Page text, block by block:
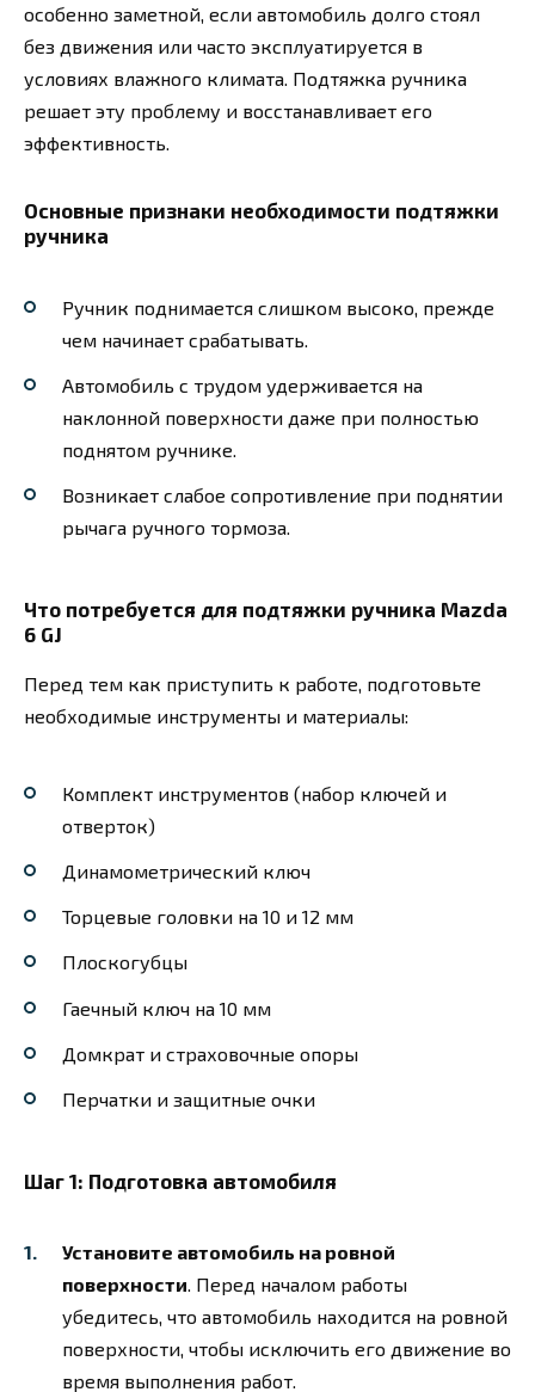
особенно заметной, если автомобиль долго стоял
без движения или часто эксплуатируется в
условиях влажного климата. Подтяжка ручника
решает эту проблему и восстанавливает его
эффективность.
Основные признаки необходимости подтяжки
ручника
Ручник поднимается слишком высоко, прежде
чем начинает срабатывать.
Автомобиль с трудом удерживается на
наклонной поверхности даже при полностью
поднятом ручнике.
Возникает слабое сопротивление при поднятии
рычага ручного тормоза.
Что потребуется для подтяжки ручника Mazda
6 GJ
Перед тем как приступить к работе, подготовьте
необходимые инструменты и материалы:
Комплект инструментов (набор ключей и
отверток)
Динамометрический ключ
Торцевые головки на 10 и 12 мм
Плоскогубцы
Гаечный ключ на 10 мм
Домкрат и страховочные опоры
Перчатки и защитные очки
Шаг 1: Подготовка автомобиля
Установите автомобиль на ровной
поверхности. Перед началом работы
убедитесь, что автомобиль находится на ровной
поверхности, чтобы исключить его движение во
время выполнения работ.